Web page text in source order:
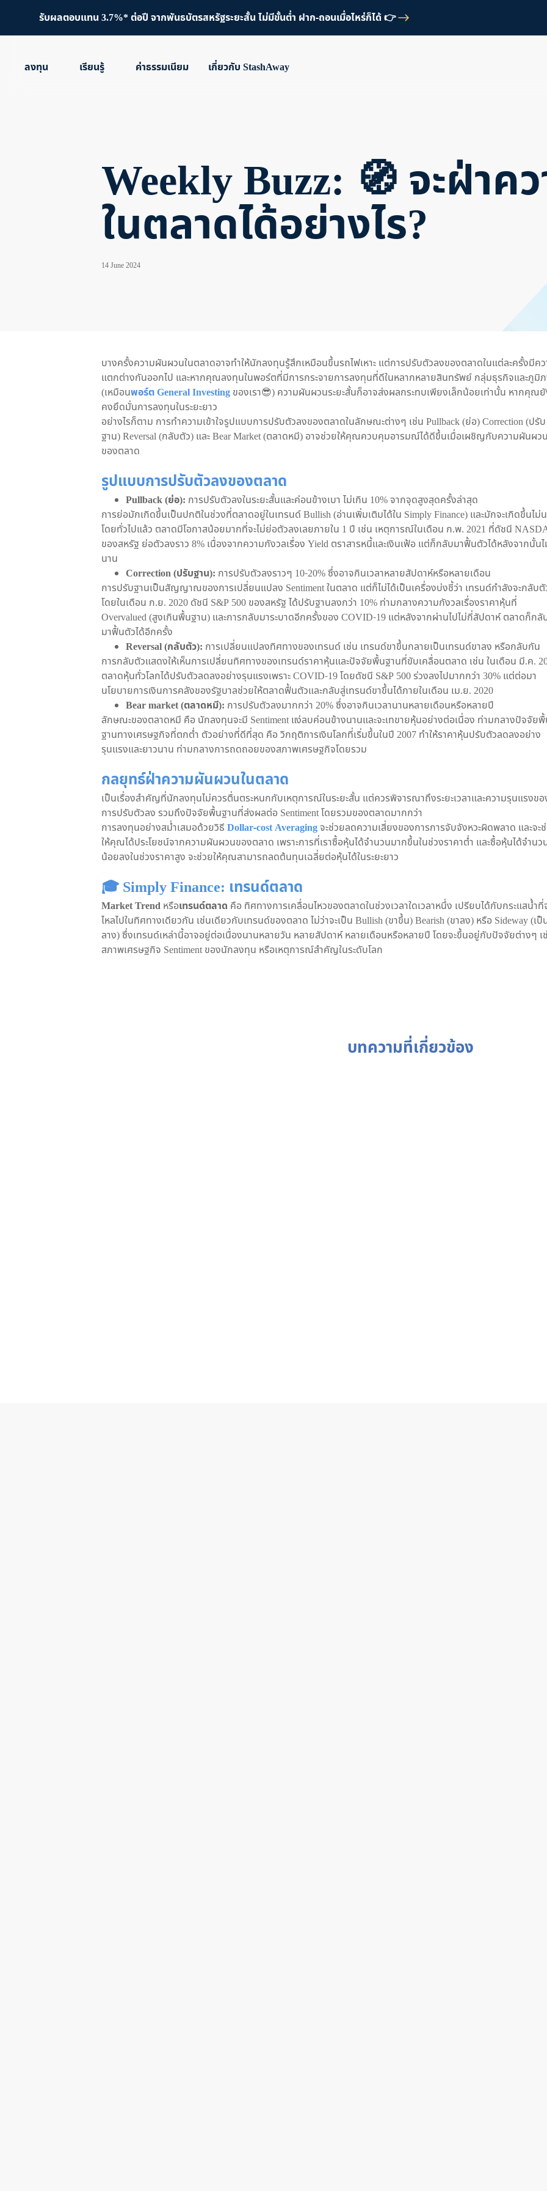
รับผลตอบแทน 3.7%* ต่อปี จากพันธบัตรสหรัฐระยะสั้น ไม่มีขั้นต่ำ ฝาก-ถอนเมื่อไหร่ก็ได้ 👉
ลงทุน เรียนรู้ ค่าธรรมเนียม เกี่ยวกับ StashAway
Weekly Buzz: 🧭 จะฝ่า
ในตลาดได้อย่างไร?
14 June 2024
บางครั้งความผันผวนในตลาดอาจทำให้นักลงทุนรู้สึกเหมือนขึ้นรถไฟเหาะ แต่การปรับตัวลงของตลาดในแต่ละครั้งมีค
แตกต่างกันออกไป และหากคุณลงทุนในพอร์ตที่มีการกระจายการลงทุนที่ดีในหลากหลายสินทรัพย์ กลุ่มธุรกิจและภูมิ
(เหมือนพอร์ต General Investing ของเรา😎) ความผันผวนระยะสั้นก็อาจส่งผลกระทบเพียงเล็กน้อยเท่านั้น หากคุณ
คงยึดมั่นการลงทุนในระยะยาว
อย่างไรก็ตาม การทำความเข้าใจรูปแบบการปรับตัวลงของตลาดในลักษณะต่างๆ เช่น Pullback (ย่อ) Correction (ปรับ
ฐาน) Reversal (กลับตัว) และ Bear Market (ตลาดหมี) อาจช่วยให้คุณควบคุมอารมณ์ได้ดีขึ้นเมื่อเผชิญกับความผันผวน
ของตลาด
รูปแบบการปรับตัวลงของตลาด
Pullback (ย่อ): การปรับตัวลงในระยะสั้นและค่อนข้างเบา ไม่เกิน 10% จากจุดสูงสุดครั้งล่าสุด
การย่อมักเกิดขึ้นเป็นปกติในช่วงที่ตลาดอยู่ในเทรนด์ Bullish (อ่านเพิ่มเติมได้ใน Simply Finance) และมักจะเกิดขึ้นไม่
โดยทั่วไปแล้ว ตลาดมีโอกาสน้อยมากที่จะไม่ย่อตัวลงเลยภายใน 1 ปี เช่น เหตุการณ์ในเดือน ก.พ. 2021 ที่ดัชนี
ของสหรัฐ ย่อตัวลงราว 8% เนื่องจากความกังวลเรื่อง Yield ตราสารหนี้และเงินเฟ้อ แต่ก็กลับมาฟื้นตัวได้หลังจากนั้น
นาน
Correction (ปรับฐาน): การปรับตัวลงราวๆ 10-20% ซึ่งอาจกินเวลาหลายสัปดาห์หรือหลายเดือน
การปรับฐานเป็นสัญญาณของการเปลี่ยนแปลง Sentiment ในตลาด แต่ก็ไม่ได้เป็นเครื่องบ่งชี้ว่า เทรนด์กำลังจะกลับตั
โดยในเดือน ก.ย. 2020 ดัชนี S&P 500 ของสหรัฐ ได้ปรับฐานลงกว่า 10% ท่ามกลางความกังวลเรื่องราคาหุ้นที่
Overvalued (สูงเกินพื้นฐาน) และการกลับมาระบาดอีกครั้งของ COVID-19 แต่หลังจากผ่านไปไม่กี่สัปดาห์ ตลาดก็กลั
มาฟื้นตัวได้อีกครั้ง
Reversal (กลับตัว): การเปลี่ยนแปลงทิศทางของเทรนด์ เช่น เทรนด์ขาขึ้นกลายเป็นเทรนด์ขาลง หรือกลับกัน
การกลับตัวแสดงให้เห็นการเปลี่ยนทิศทางของเทรนด์ราคาหุ้นและปัจจัยพื้นฐานที่ขับเคลื่อนตลาด เช่น ในเดือน มี.ค.
ตลาดหุ้นทั่วโลกได้ปรับตัวลดลงอย่างรุนแรงเพราะ COVID-19 โดยดัชนี S&P 500 ร่วงลงไปมากกว่า 30% แต่ต่อมา
นโยบายการเงินการคลังของรัฐบาลช่วยให้ตลาดฟื้นตัวและกลับสู่เทรนด์ขาขึ้นได้ภายในเดือน เม.ย. 2020
Bear market (ตลาดหมี): การปรับตัวลงมากกว่า 20% ซึ่งอาจกินเวลานานหลายเดือนหรือหลายปี
ลักษณะของตลาดหมี คือ นักลงทุนจะมี Sentiment แง่ลบค่อนข้างนานและจะเทขายหุ้นอย่างต่อเนื่อง ท่ามกลางปัจจัย
ฐานทางเศรษฐกิจที่ตกต่ำ ตัวอย่างที่ดีที่สุด คือ วิกฤติการเงินโลกที่เริ่มขึ้นในปี 2007 ทำให้ราคาหุ้นปรับตัวลดลงอย่าง
รุนแรงและยาวนาน ท่ามกลางการถดถอยของสภาพเศรษฐกิจโดยรวม
กลยุทธ์ฝ่าความผันผวนในตลาด
เป็นเรื่องสำคัญที่นักลงทุนไม่ควรตื่นตระหนกกับเหตุการณ์ในระยะสั้น แต่ควรพิจารณาถึงระยะเวลาและความรุนแรงขอ
การปรับตัวลง รวมถึงปัจจัยพื้นฐานที่ส่งผลต่อ Sentiment โดยรวมของตลาดมากกว่า
การลงทุนอย่างสม่ำเสมอด้วยวิธี Dollar-cost Averagingจะช่วยลดความเสี่ยงของการการจับจังหวะผิดพลาด และจะ
ให้คุณได้ประโยชน์จากความผันผวนของตลาด เพราะการที่เราซื้อหุ้นได้จำนวนมากขึ้นในช่วงราคาต่ำ และซื้อหุ้นได้จำนว
น้อยลงในช่วงราคาสูง จะช่วยให้คุณสามารถลดต้นทุนเฉลี่ยต่อหุ้นได้ในระยะยาว
🎓 Simply Finance: เทรนด์ตลาด
Market Trend หรือเทรนด์ตลาด คือ ทิศทางการเคลื่อนไหวของตลาดในช่วงเวลาใดเวลาหนึ่ง เปรียบได้กับกระแสน้ำที่
ไหลไปในทิศทางเดียวกัน เช่นเดียวกับเทรนด์ของตลาด ไม่ว่าจะเป็น Bullish (ขาขึ้น) Bearish (ขาลง) หรือ Sideway (เป็
ลาง) ซึ่งเทรนด์เหล่านี้อาจอยู่ต่อเนื่องนานหลายวัน หลายสัปดาห์ หลายเดือนหรือหลายปี โดยจะขึ้นอยู่กับปัจจัยต่างๆ เ
สภาพเศรษฐกิจ Sentiment ของนักลงทุน หรือเหตุการณ์สำคัญในระดับโลก
บทความที่เกี่ยวข้อง